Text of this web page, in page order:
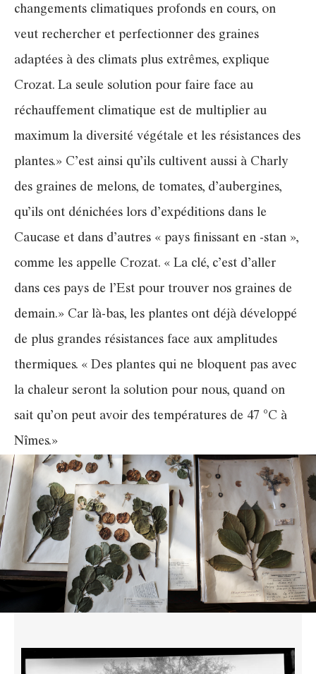
changements climatiques profonds en cours, on
veut rechercher et perfectionner des graines
adaptées à des climats plus extrêmes, explique
Crozat. La seule solution pour faire face au
réchauffement climatique est de multiplier au
maximum la diversité végétale et les résistances des
plantes.» C’est ainsi qu’ils cultivent aussi à Charly
des graines de melons, de tomates, d’aubergines,
qu’ils ont dénichées lors d’expéditions dans le
Caucase et dans d’autres « pays finissant en -stan »,
comme les appelle Crozat. « La clé, c’est d’aller
dans ces pays de l’Est pour trouver nos graines de
demain.» Car là-bas, les plantes ont déjà développé
de plus grandes résistances face aux amplitudes
thermiques. « Des plantes qui ne bloquent pas avec
la chaleur seront la solution pour nous, quand on
sait qu’on peut avoir des températures de 47 °C à
Nîmes.»